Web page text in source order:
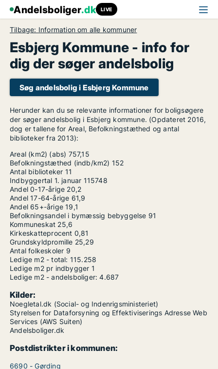
Andelsboliger.dk LIVE
Tilbage: Information om alle kommuner
Esbjerg Kommune - info for
dig der søger andelsbolig
Søg andelsbolig i Esbjerg Kommune
Herunder kan du se relevante informationer for boligsøgere
der søger andelsbolig i Esbjerg kommune. (Opdateret 2016,
dog er tallene for Areal, Befolkningstæthed og antal
biblioteker fra 2013):
Areal (km2) (abs) 757,15
Befolkningstæthed (indb/km2) 152
Antal biblioteker 11
Indbyggertal 1. januar 115748
Andel 0-17-årige 20,2
Andel 17-64-årige 61,9
Andel 65+-årige 19,1
Befolkningsandel i bymæssig bebyggelse 91
Kommuneskat 25,6
Kirkeskatteprocent 0,81
Grundskyldpromille 25,29
Antal folkeskoler 9
Ledige m2 - total: 115.258
Ledige m2 pr indbygger 1
Ledige m2 - andelsboliger: 4.687
Kilder:
Noegletal.dk (Social- og Indenrigsministeriet)
Styrelsen for Dataforsyning og Effektiviserings Adresse Web
Services (AWS Suiten)
Andelsboliger.dk
Postdistrikter i kommunen:
6690 - Gørding